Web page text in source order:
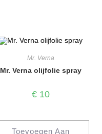
Mr. Verna
Mr. Verna olijfolie spray
€ 10
Toevoegen Aan